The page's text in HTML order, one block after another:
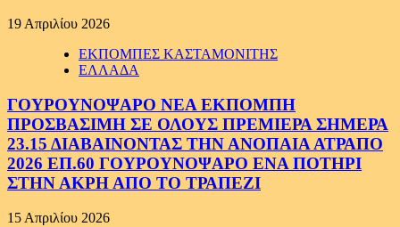
19 Απριλίου 2026
ΕΚΠΟΜΠΕΣ ΚΑΣΤΑΜΟΝΙΤΗΣ
ΕΛΛΑΔΑ
ΓΟΥΡΟΥΝΟΨΑΡΟ ΝΕΑ ΕΚΠΟΜΠΗ
ΠΡΟΣΒΑΣΙΜΗ ΣΕ ΟΛΟΥΣ ΠΡΕΜΙΕΡΑ ΣΗΜΕΡΑ
23.15 ΔΙΑΒΑΙΝΟΝΤΑΣ ΤΗΝ ΑΝΟΠΑΙΑ ΑΤΡΑΠΟ
2026 ΕΠ.60 ΓΟΥΡΟΥΝΟΨΑΡΟ ΕΝΑ ΠΟΤΗΡΙ
ΣΤΗΝ ΑΚΡΗ ΑΠΟ ΤΟ ΤΡΑΠΕΖΙ
15 Απριλίου 2026